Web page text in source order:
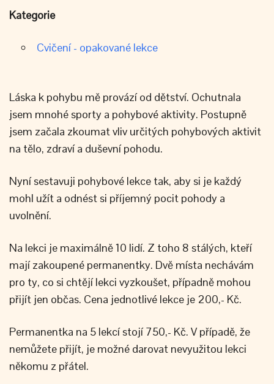
Kategorie
Cvičení - opakované lekce
Láska k pohybu mě provází od dětství. Ochutnala
jsem mnohé sporty a pohybové aktivity. Postupně
jsem začala zkoumat vliv určitých pohybových aktivit
na tělo, zdraví a duševní pohodu.
Nyní sestavuji pohybové lekce tak, aby si je každý
mohl užít a odnést si příjemný pocit pohody a
uvolnění.
Na lekci je maximálně 10 lidí. Z toho 8 stálých, kteří
mají zakoupené permanentky. Dvě místa nechávám
pro ty, co si chtějí lekci vyzkoušet, případně mohou
přijít jen občas. Cena jednotlivé lekce je 200,- Kč.
Permanentka na 5 lekcí stojí 750,- Kč. V případě, že
nemůžete přijít, je možné darovat nevyužitou lekci
někomu z přátel.